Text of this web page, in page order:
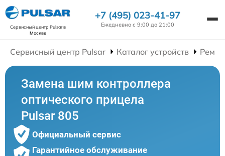
Сервисный центр Pulsarв
Москве
+7 (495) 023-41-97
Ежедневно с 9:00 до 21:00
Сервисный центр Pulsar Каталог устройств
Замена шим контроллера
оптического прицела
Pulsar 805
Официальный сервис
Гарантийное обслуживание